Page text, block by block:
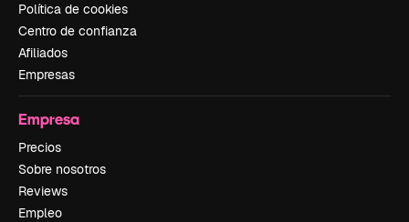
Política de cookies
Centro de confianza
Afiliados
Empresas
Empresa
Precios
Sobre nosotros
Reviews
Empleo